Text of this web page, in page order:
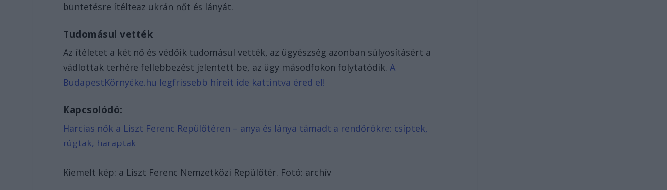
büntetésre ítélteaz ukrán nőt és lányát.
Tudomásul vették
Az ítéletet a két nő és védőik tudomásul vették, az ügyészség azonban súlyosításért a
vádlottak terhére fellebbezést jelentett be, az ügy másodfokon folytatódik.A
BudapestKörnyéke.hu legfrissebb híreit ide kattintva éred el!
Kapcsolódó:
Harcias nők a Liszt Ferenc Repülőtéren – anya és lánya támadt a rendőrökre: csíptek,
rúgtak, haraptak
Kiemelt kép: a Liszt Ferenc Nemzetközi Repülőtér. Fotó: archív